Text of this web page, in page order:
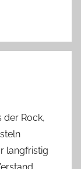
der Rock,
langfristig